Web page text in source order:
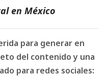
en México
para generar en
del contenido y una
para redes sociales: